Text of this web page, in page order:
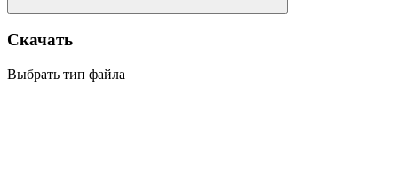
Скачать
Выбрать тип файла